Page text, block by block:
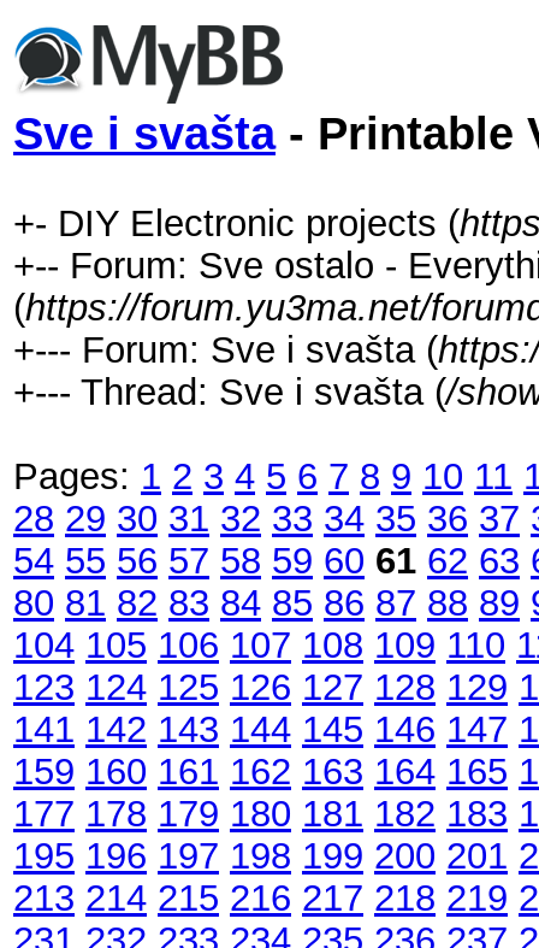
Sve i svašta- Printable
+- DIY Electronic projects (
+-- Forum: Sve ostalo -
(https://forum.yu3ma.net/
+--- Forum: Sve i svašta (
+--- Thread: Sve i svašta (/
Pages: 1 2 3 4 5 6 7 8 9 10 11
28 29 30 31 32 33 34 35 36 37
54 55 56 57 58 59 60 61 62 63
80 81 82 83 84 85 86 87 88 89
104 105 106 107 108 109 110
123 124 125 126 127 128 129
141 142 143 144 145 146 147
159 160 161 162 163 164 165
177 178 179 180 181 182 183
195 196 197 198 199 200 201
213 214 215 216 217 218 219
231 232 233 234 235 236 237